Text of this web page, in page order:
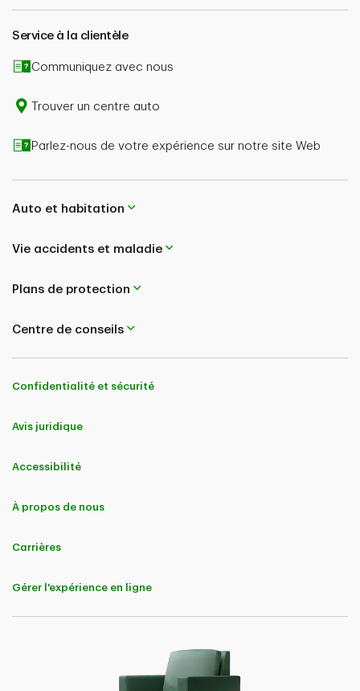
réclamation et du type de couverture souscrite.
En cas de contradiction entre le contenu de cette
page et le libellé de votre police, le contenu de votre
renseignements, adressez-vous à un conseiller ou
Service à la clientèle
Communiquez avec nous
Trouver un centre auto
Parlez-nous de votre expérience sur notre site Web
Auto et habitation
Vie accidents et maladie
Plans de protection
Centre de conseils
Confidentialité et sécurité
Avis juridique
Accessibilité
À propos de nous
Carrières
Gérer l'expérience en ligne